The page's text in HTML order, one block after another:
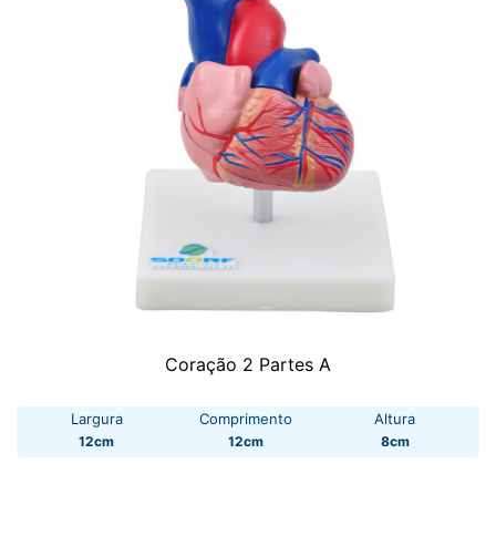
Coração 2 Partes A
Largura
12cm
Comprimento
12cm
Altura
8cm